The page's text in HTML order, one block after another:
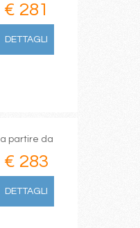
€ 281
DETTAGLI
a partire da
€ 283
DETTAGLI